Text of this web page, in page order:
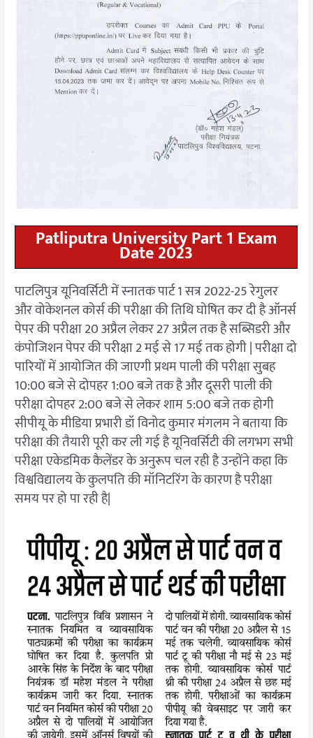
Patliputra University Part 1 Exam
Date 2023
पाटलिपुत्र यूनिवर्सिटी में स्नातक पार्ट 1 सत्र 2022-25 रेगुलर
और वोकेशनल कोर्स की परीक्षा की तिथि घोषित कर दी है ऑनर्स
पेपर की परीक्षा 20 अप्रैल लेकर 27 अप्रैल तक है सब्सिडरी और
कंपोजिशन पेपर की परीक्षा 2 मई से 17 मई तक होगी | परीक्षा दो
पारियों में आयोजित की जाएगी प्रथम पाली की परीक्षा सुबह
10:00 बजे से दोपहर 1:00 बजे तक है और दूसरी पाली की
परीक्षा दोपहर 2:00 बजे से लेकर शाम 5:00 बजे तक होगी
सीपीयू के मीडिया प्रभारी डॉ विनोद कुमार मंगलम ने बताया कि
परीक्षा की तैयारी पूरी कर ली गई है यूनिवर्सिटी की लगभग सभी
परीक्षा एकेडमिक कैलेंडर के अनुरूप चल रही है उन्होंने कहा कि
विश्वविद्यालय के कुलपति की मॉनिटरिंग के कारण है परीक्षा
समय पर हो पा रही है|